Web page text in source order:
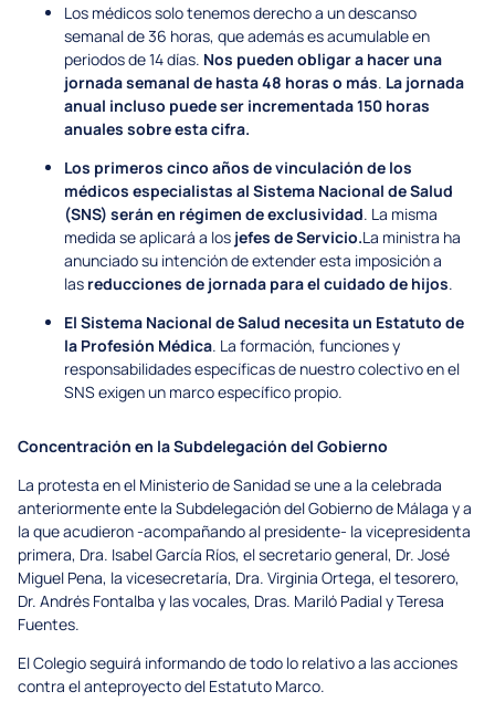
Los médicos solo tenemos derecho a un descanso
semanal de 36 horas, que además es acumulable en
periodos de 14 días. Nos pueden obligar a hacer una
jornada semanal de hasta 48 horas o más. La jornada
anual incluso puede ser incrementada 150 horas
anuales sobre esta cifra.
Los primeros cinco años de vinculación de los
médicos especialistas al Sistema Nacional de Salud
(SNS) serán en régimen de exclusividad. La misma
medida se aplicará a los jefes de Servicio.La ministra ha
anunciado su intención de extender esta imposición a
las reducciones de jornada para el cuidado de hijos.
El Sistema Nacional de Salud necesita un Estatuto de
la Profesión Médica. La formación, funciones y
responsabilidades específicas de nuestro colectivo en el
SNS exigen un marco específico propio.
Concentración en la Subdelegación del Gobierno
La protesta en el Ministerio de Sanidad se une a la celebrada
anteriormente ente la Subdelegación del Gobierno de Málaga y a
la que acudieron -acompañando al presidente- la vicepresidenta
primera, Dra. Isabel García Ríos, el secretario general, Dr. José
Miguel Pena, la vicesecretaría, Dra. Virginia Ortega, el tesorero,
Dr. Andrés Fontalba y las vocales, Dras. Mariló Padial y Teresa
Fuentes.
El Colegio seguirá informando de todo lo relativo a las acciones
contra el anteproyecto del Estatuto Marco.